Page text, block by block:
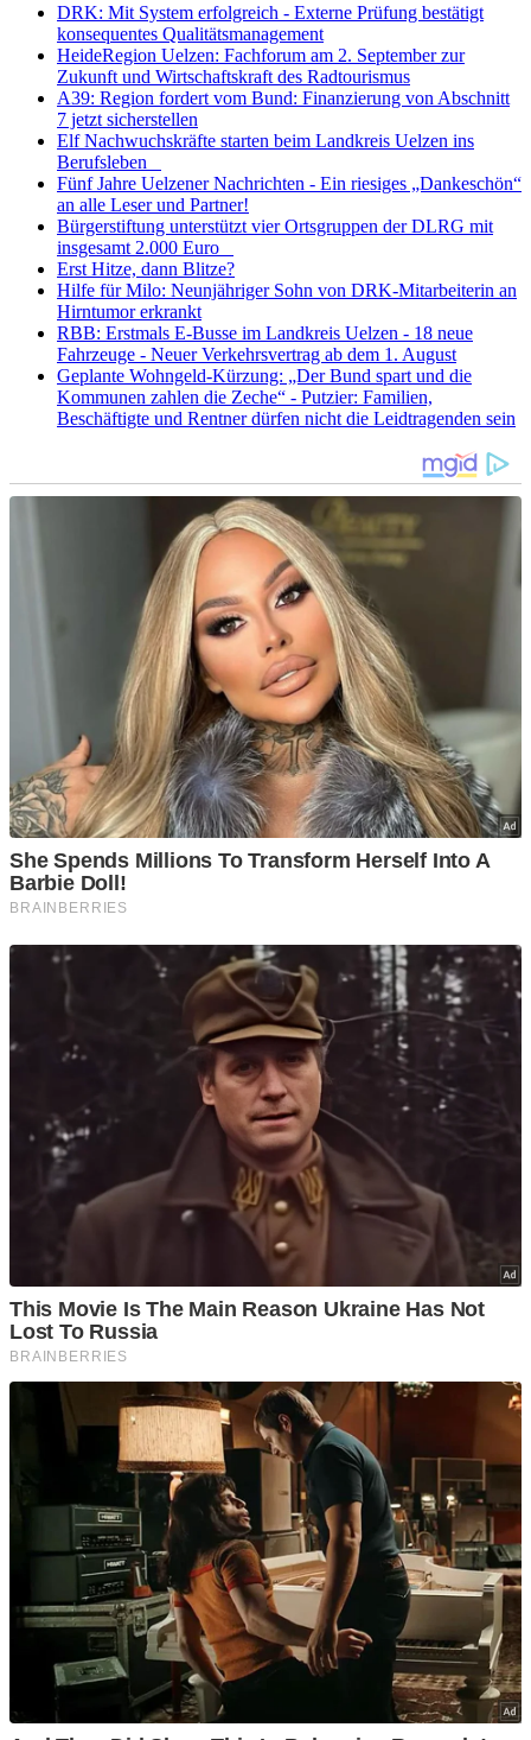
DRK: Mit System erfolgreich - Externe Prüfung bestätigt
konsequentes Qualitätsmanagement
HeideRegion Uelzen: Fachforum am 2. September zur
Zukunft und Wirtschaftskraft des Radtourismus
A39: Region fordert vom Bund: Finanzierung von Abschnitt
7 jetzt sicherstellen
Elf Nachwuchskräfte starten beim Landkreis Uelzen ins
Berufsleben
Fünf Jahre Uelzener Nachrichten - Ein riesiges „Dankeschön“
an alle Leser und Partner!
Bürgerstiftung unterstützt vier Ortsgruppen der DLRG mit
insgesamt 2.000 Euro
Erst Hitze, dann Blitze?
Hilfe für Milo: Neunjähriger Sohn von DRK-Mitarbeiterin an
Hirntumor erkrankt
RBB: Erstmals E-Busse im Landkreis Uelzen - 18 neue
Fahrzeuge - Neuer Verkehrsvertrag ab dem 1. August
Geplante Wohngeld-Kürzung: „Der Bund spart und die
Kommunen zahlen die Zeche“ - Putzier: Familien,
Beschäftigte und Rentner dürfen nicht die Leidtragenden sein